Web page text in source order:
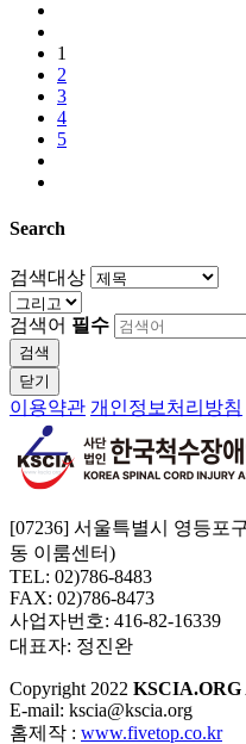
1
2
3
4
5
Search
검색대상
검색어 필수
검색
닫기
이용약관 개인정보처리방침
[07236] 서울특별시 영등포
동 이룸센터)
TEL: 02)786-8483
FAX: 02)786-8473
사업자번호: 416-82-16339
대표자: 정진완
Copyright 2022 KSCIA.ORG
E-mail: kscia@kscia.org
홈제작 : www.fivetop.co.kr